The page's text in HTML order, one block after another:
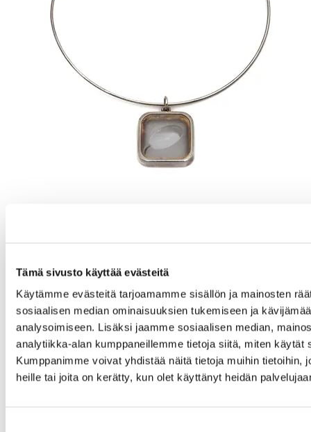
Tämä sivusto käyttää evästeitä
Käytämme evästeitä tarjoamamme sisällön ja mainosten
sosiaalisen median ominaisuuksien tukemiseen ja
analysoimiseen. Lisäksi jaamme sosiaalisen median,
analytiikka-alan kumppaneillemme tietoja siitä, miten käytät
Kumppanimme voivat yhdistää näitä tietoja muihin tietoihin,
heille tai joita on kerätty, kun olet käyttänyt heidän